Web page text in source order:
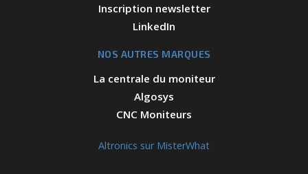
Inscription newsletter
LinkedIn
NOS AUTRES MARQUES
La centrale du moniteur
Algosys
CNC Moniteurs
Altronics sur MisterWhat